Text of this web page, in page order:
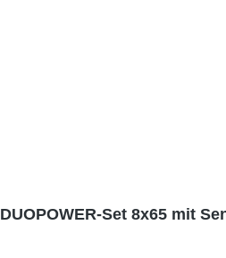
DUOPOWER-Set 8x65 mit